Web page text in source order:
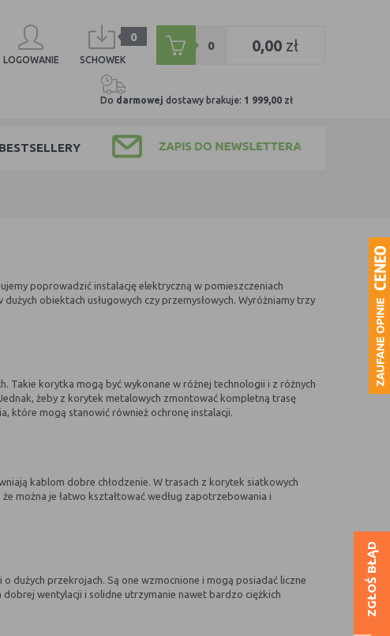
LOGOWANIE
0
SCHOWEK
0 0,00 zł
Do darmowej dostawy brakuje: 1 999,00 zł
BESTSELLERY
poprowadzić instalację elektryczną w pomieszczeniach
obiektach usługowych czy przemysłowych. Wyróżniamy trzy
Takie korytka mogą być wykonane w różnej technologii i z różnych
żeby z korytek metalowych zmontować kompletną trasę
które mogą stanowić również ochronę instalacji.
kablom dobre chłodzenie. W trasach z korytek siatkowych
można je łatwo kształtować według zapotrzebowania i
przekrojach. Są one wzmocnione i mogą posiadać liczne
wentylacji i solidne utrzymanie nawet bardzo ciężkich
ZGŁOŚ BŁĄD